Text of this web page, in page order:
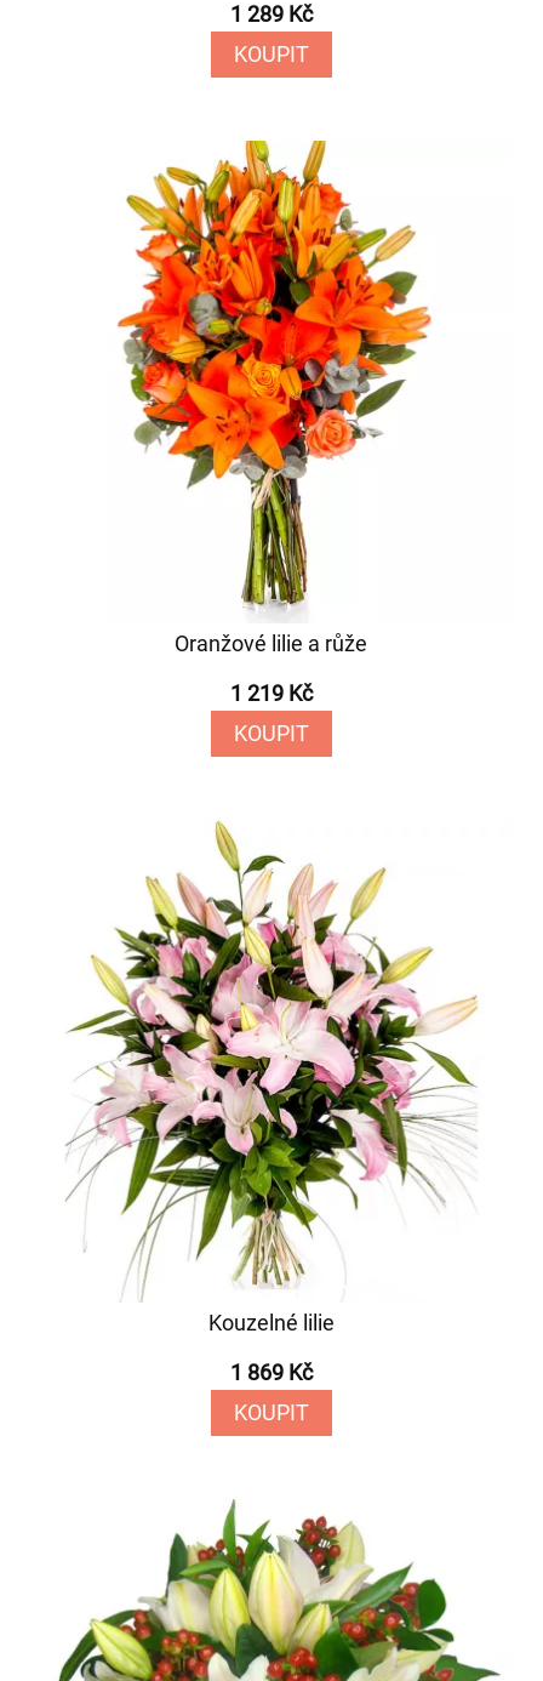
1 289 Kč
KOUPIT
Oranžové lilie a růže
1 219 Kč
KOUPIT
Kouzelné lilie
1 869 Kč
KOUPIT